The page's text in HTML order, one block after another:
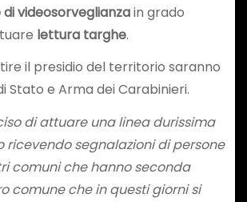
videosorveglianzain grado
lettura targhe.
il presidio del territorio saranno
Stato e Arma dei Carabinieri.
di attuare una linea durissima
ricevendo segnalazioni di persone
comuni che hanno seconda
comune che in questi giorni si